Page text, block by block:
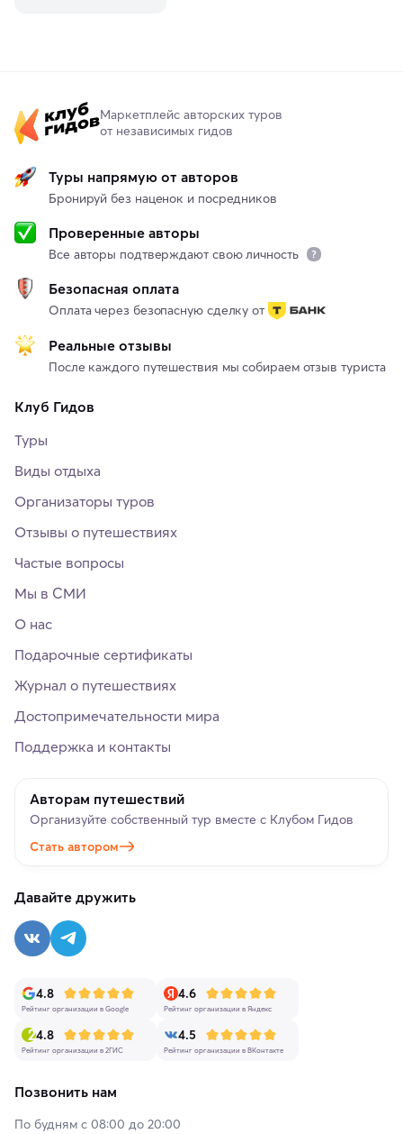
Маркетплейс авторских туров
от независимых гидов
Туры напрямую от авторов
Бронируй без наценок и посредников
Проверенные авторы
Все авторы подтверждают свою личность
Безопасная оплата
Оплата через безопасную сделку от
Реальные отзывы
После каждого путешествия мы собираем отзыв туриста
Клуб Гидов
Туры
Виды отдыха
Организаторы туров
Отзывы о путешествиях
Частые вопросы
Мы в СМИ
О нас
Подарочные сертификаты
Журнал о путешествиях
Достопримечательности мира
Поддержка и контакты
Авторам путешествий
Организуйте собственный тур вместе с Клубом Гидов
Стать автором
Давайте дружить
4.8
Рейтинг организации в Google
4.6
Рейтинг организации в Яндекс
4.8
Рейтинг организации в 2ГИС
4.5
Рейтинг организации в ВКонтакте
Позвонить нам
По будням с 08:00 до 20:00